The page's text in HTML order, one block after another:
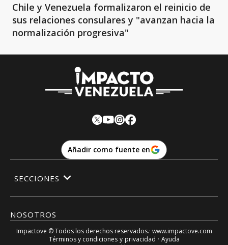
Chile y Venezuela formalizaron el reinicio de
sus relaciones consulares y "avanzan hacia la
normalización progresiva"
Añadir como fuente en
NOSOTROS
SECCIONES
Impactove © Todos los derechos reservados.· www.impactove.com
Términos y condiciones y privacidad · Ayuda